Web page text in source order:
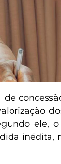
ele,
inédita,